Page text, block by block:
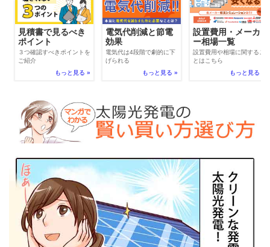
見積書で見るべき
ポイント
３つ確認すべきポイントを
ご紹介
もっと見る »
電気代削減と節電
効果
電気代は4段階で劇的に下
げられる
もっと見る »
設置費用・メーカ
ー相場一覧
設置費用や相場に関するこ
とはこちら
もっと見る »